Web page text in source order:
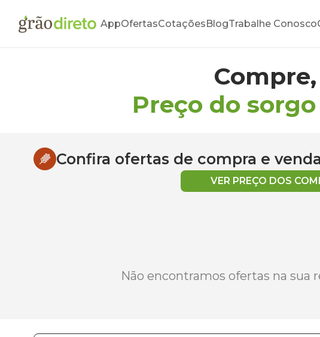
AppOfertasCotaçõesBlogTrabalhe Conosco
Preço do
Confira ofertas de compra e
VER PREÇO DOS
Não encontramos ofertas na sua